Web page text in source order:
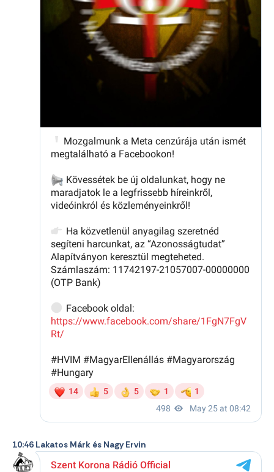
10:46 Lakatos Márk és Nagy Ervin